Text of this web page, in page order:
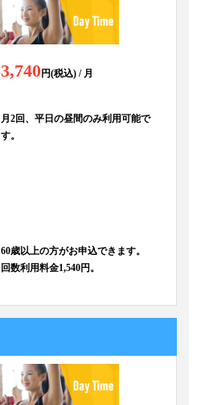
3,740円(税込) / 月
月2回、平日の昼間のみ利用可能で
す。
60歳以上の方がお申込できます。
回数利用料金1,540円。